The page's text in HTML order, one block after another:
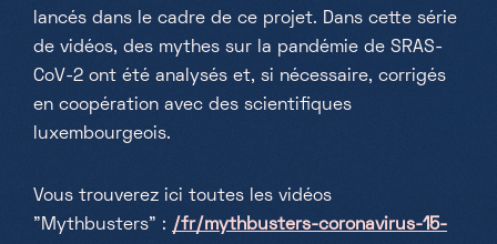
lancés dans le cadre de ce projet. Dans cette série
de vidéos, des mythes sur la pandémie de SRAS-
CoV-2 ont été analysés et, si nécessaire, corrigés
en coopération avec des scientifiques
luxembourgeois.
Vous trouverez ici toutes les vidéos
"Mythbusters" : /fr/mythbusters-coronavirus-15-